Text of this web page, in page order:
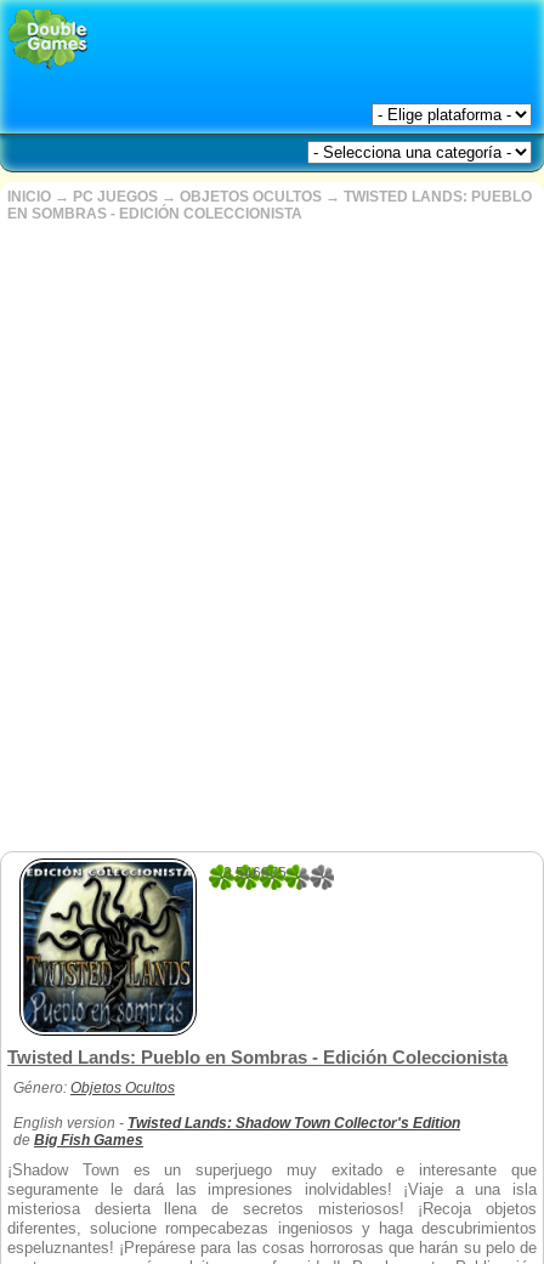
INICIO → PC JUEGOS → OBJETOS OCULTOS → TWISTED LANDS: PUEBLO
EN SOMBRAS - EDICIÓN COLECCIONISTA
3.546875
Twisted Lands: Pueblo en Sombras - Edición Coleccionista
Género: Objetos Ocultos
English version - Twisted Lands: Shadow Town Collector's Edition
de Big Fish Games
¡Shadow Town es un superjuego muy exitado e interesante que
seguramente le dará las impresiones inolvidables! ¡Viaje a una isla
misteriosa desierta llena de secretos misteriosos! ¡Recoja objetos
diferentes, solucione rompecabezas ingeniosos y haga descubrimientos
espeluznantes! ¡Prepárese para las cosas horrorosas que harán su pelo de